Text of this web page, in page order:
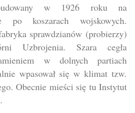
w 1926 roku na
po koszarach wojskowych.
sprawdzianów (probierzy)
Uzbrojenia. Szara cegła
w dolnych partiach
wpasował się w klimat tzw.
Obecnie mieści się tu Instytut